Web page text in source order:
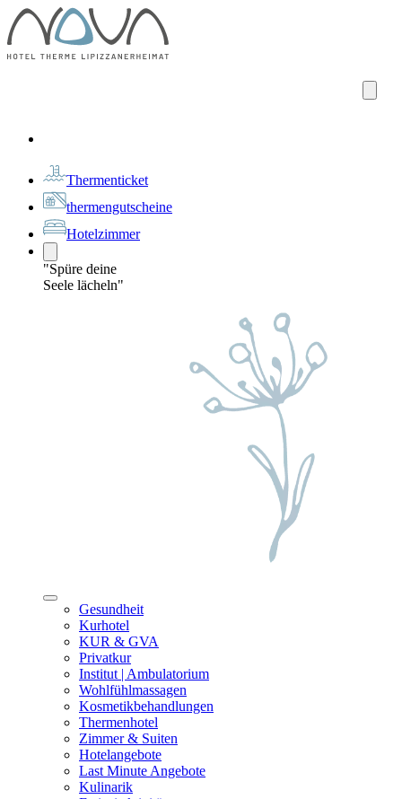
Thermenticket
thermengutscheine
Hotelzimmer
"Spüre deine
Seele lächeln"
Gesundheit
Kurhotel
KUR & GVA
Privatkur
Institut | Ambulatorium
Wohlfühlmassagen
Kosmetikbehandlungen
Thermenhotel
Zimmer & Suiten
Hotelangebote
Last Minute Angebote
Kulinarik